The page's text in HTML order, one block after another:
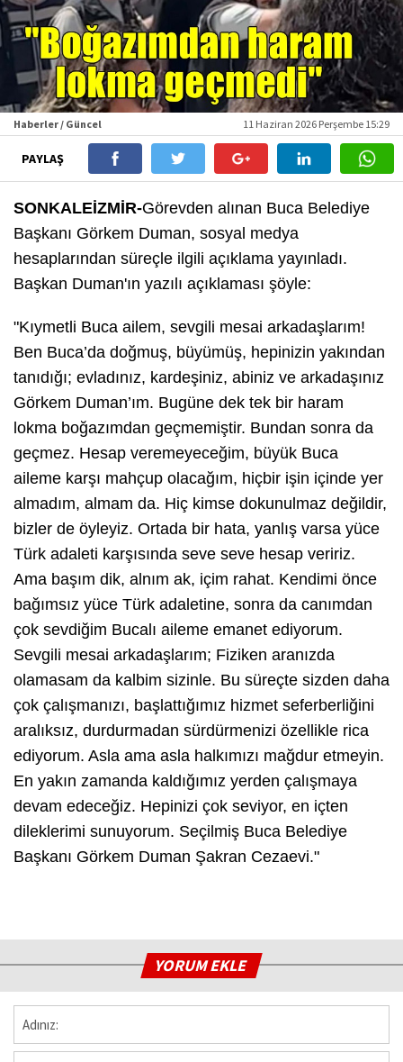
Haberler / Güncel 11 Haziran 2026 Perşembe 15:29
PAYLAŞ
SONKALEİZMİR-Görevden alınan Buca Belediye
Başkanı Görkem Duman, sosyal medya
hesaplarından süreçle ilgili açıklama yayınladı.
Başkan Duman'ın yazılı açıklaması şöyle:
"Kıymetli Buca ailem, sevgili mesai arkadaşlarım!
Ben Buca’da doğmuş, büyümüş, hepinizin yakından
tanıdığı; evladınız, kardeşiniz, abiniz ve arkadaşınız
Görkem Duman’ım. Bugüne dek tek bir haram
lokma boğazımdan geçmemiştir. Bundan sonra da
geçmez. Hesap veremeyeceğim, büyük Buca
aileme karşı mahçup olacağım, hiçbir işin içinde yer
almadım, almam da. Hiç kimse dokunulmaz değildir,
bizler de öyleyiz. Ortada bir hata, yanlış varsa yüce
Türk adaleti karşısında seve seve hesap veririz.
Ama başım dik, alnım ak, içim rahat. Kendimi önce
bağımsız yüce Türk adaletine, sonra da canımdan
çok sevdiğim Bucalı aileme emanet ediyorum.
Sevgili mesai arkadaşlarım; Fiziken aranızda
olamasam da kalbim sizinle. Bu süreçte sizden daha
çok çalışmanızı, başlattığımız hizmet seferberliğini
aralıksız, durdurmadan sürdürmenizi özellikle rica
ediyorum. Asla ama asla halkımızı mağdur etmeyin.
En yakın zamanda kaldığımız yerden çalışmaya
devam edeceğiz. Hepinizi çok seviyor, en içten
dileklerimi sunuyorum. Seçilmiş Buca Belediye
Başkanı Görkem Duman Şakran Cezaevi."
YORUM EKLE